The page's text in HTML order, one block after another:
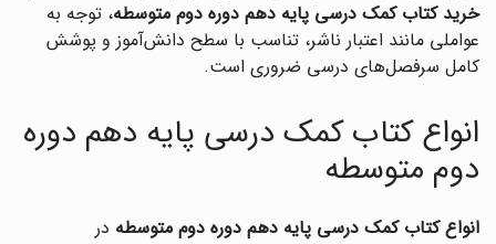
خرید کتاب کمک درسی پایه دهم دوره دوم متوسطه، توجه به
عواملی مانند اعتبار ناشر، تناسب با سطح دانش‌آموز و پوشش
کامل سرفصل‌های درسی ضروری است.
انواع کتاب کمک درسی پایه دهم دوره
دوم متوسطه
انواع کتاب کمک درسی پایه دهم دوره دوم متوسطه در